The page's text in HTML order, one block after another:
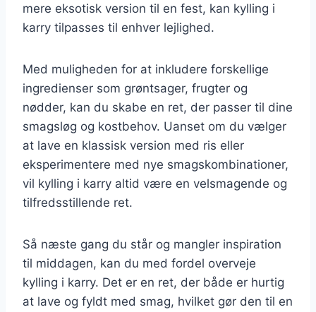
mere eksotisk version til en fest, kan kylling i
karry tilpasses til enhver lejlighed.
Med muligheden for at inkludere forskellige
ingredienser som grøntsager, frugter og
nødder, kan du skabe en ret, der passer til dine
smagsløg og kostbehov. Uanset om du vælger
at lave en klassisk version med ris eller
eksperimentere med nye smagskombinationer,
vil kylling i karry altid være en velsmagende og
tilfredsstillende ret.
Så næste gang du står og mangler inspiration
til middagen, kan du med fordel overveje
kylling i karry. Det er en ret, der både er hurtig
at lave og fyldt med smag, hvilket gør den til en